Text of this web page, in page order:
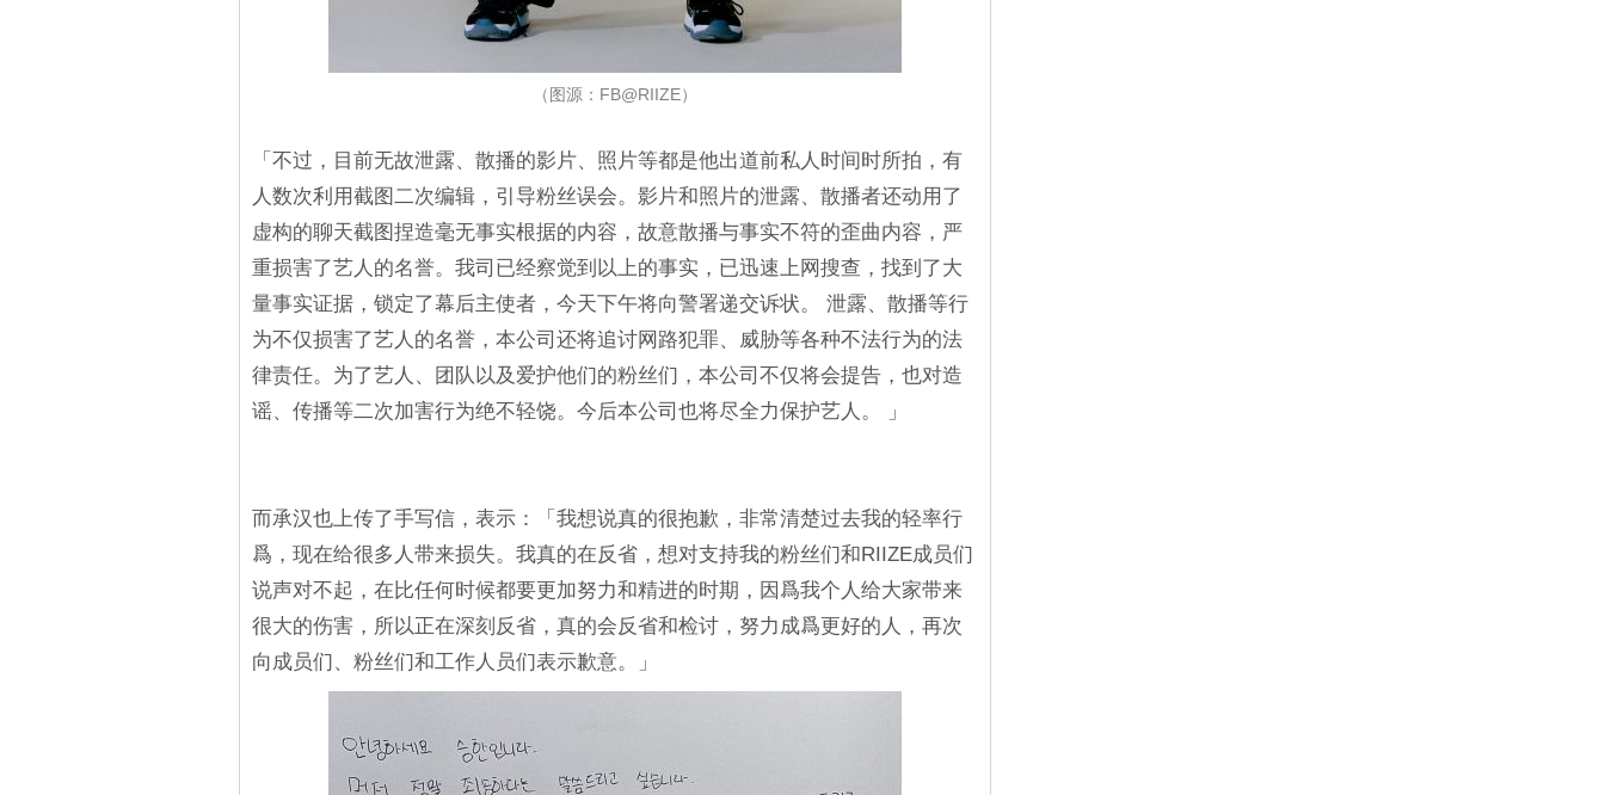
（图源：FB@RIIZE）
「不过，目前无故泄露、散播的影片、照片等都是他出道前私人时间时所拍，有
人数次利用截图二次编辑，引导粉丝误会。影片和照片的泄露、散播者还动用了
虚构的聊天截图捏造毫无事实根据的内容，故意散播与事实不符的歪曲内容，严
重损害了艺人的名誉。我司已经察觉到以上的事实，已迅速上网搜查，找到了大
量事实证据，锁定了幕后主使者，今天下午将向警署递交诉状。 泄露、散播等行
为不仅损害了艺人的名誉，本公司还将追讨网路犯罪、威胁等各种不法行为的法
律责任。为了艺人、团队以及爱护他们的粉丝们，本公司不仅将会提告，也对造
谣、传播等二次加害行为绝不轻饶。今后本公司也将尽全力保护艺人。 」
而承汉也上传了手写信，表示：「我想说真的很抱歉，非常清楚过去我的轻率行
爲，现在给很多人带来损失。我真的在反省，想对支持我的粉丝们和RIIZE成员们
说声对不起，在比任何时候都要更加努力和精进的时期，因爲我个人给大家带来
很大的伤害，所以正在深刻反省，真的会反省和检讨，努力成爲更好的人，再次
向成员们、粉丝们和工作人员们表示歉意。」